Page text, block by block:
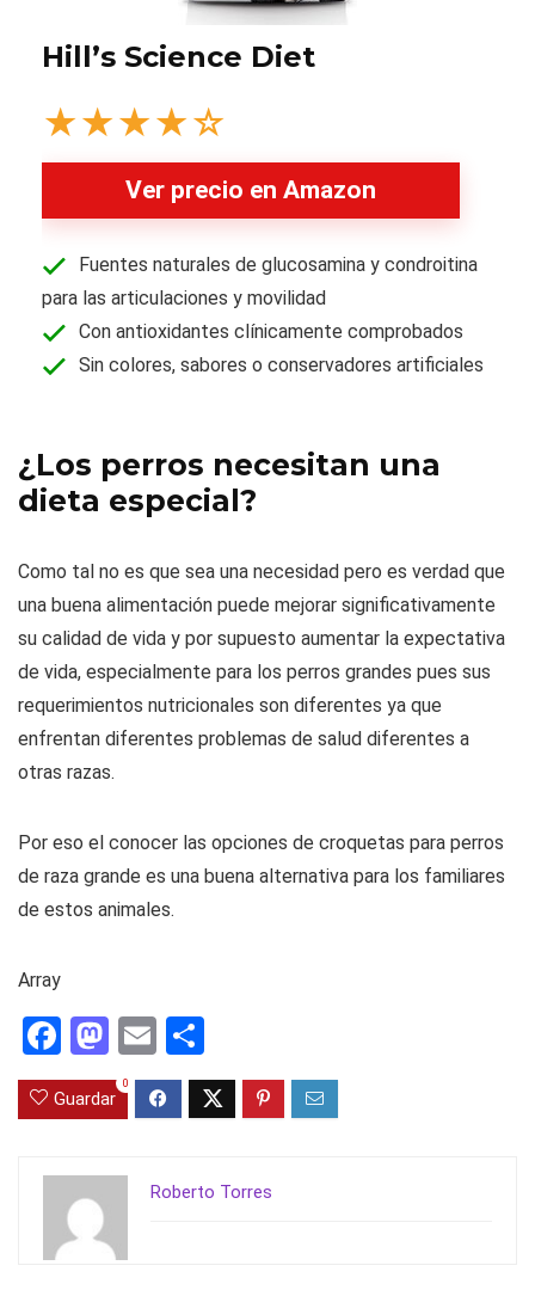
Hill’s Science Diet
★★★★☆
Ver precio en Amazon
Fuentes naturales de glucosamina y condroitina
para las articulaciones y movilidad
Con antioxidantes clínicamente comprobados
Sin colores, sabores o conservadores artificiales
¿Los perros necesitan una
dieta especial?
Como tal no es que sea una necesidad pero es verdad que
una buena alimentación puede mejorar significativamente
su calidad de vida y por supuesto aumentar la expectativa
de vida, especialmente para los perros grandes pues sus
requerimientos nutricionales son diferentes ya que
enfrentan diferentes problemas de salud diferentes a
otras razas.
Por eso el conocer las opciones de croquetas para perros
de raza grande es una buena alternativa para los familiares
de estos animales.
Array
F
a
ce
o
o
M
a
st
d
n
E
m
ail
o
m
ar
Guardar
0
Roberto Torres